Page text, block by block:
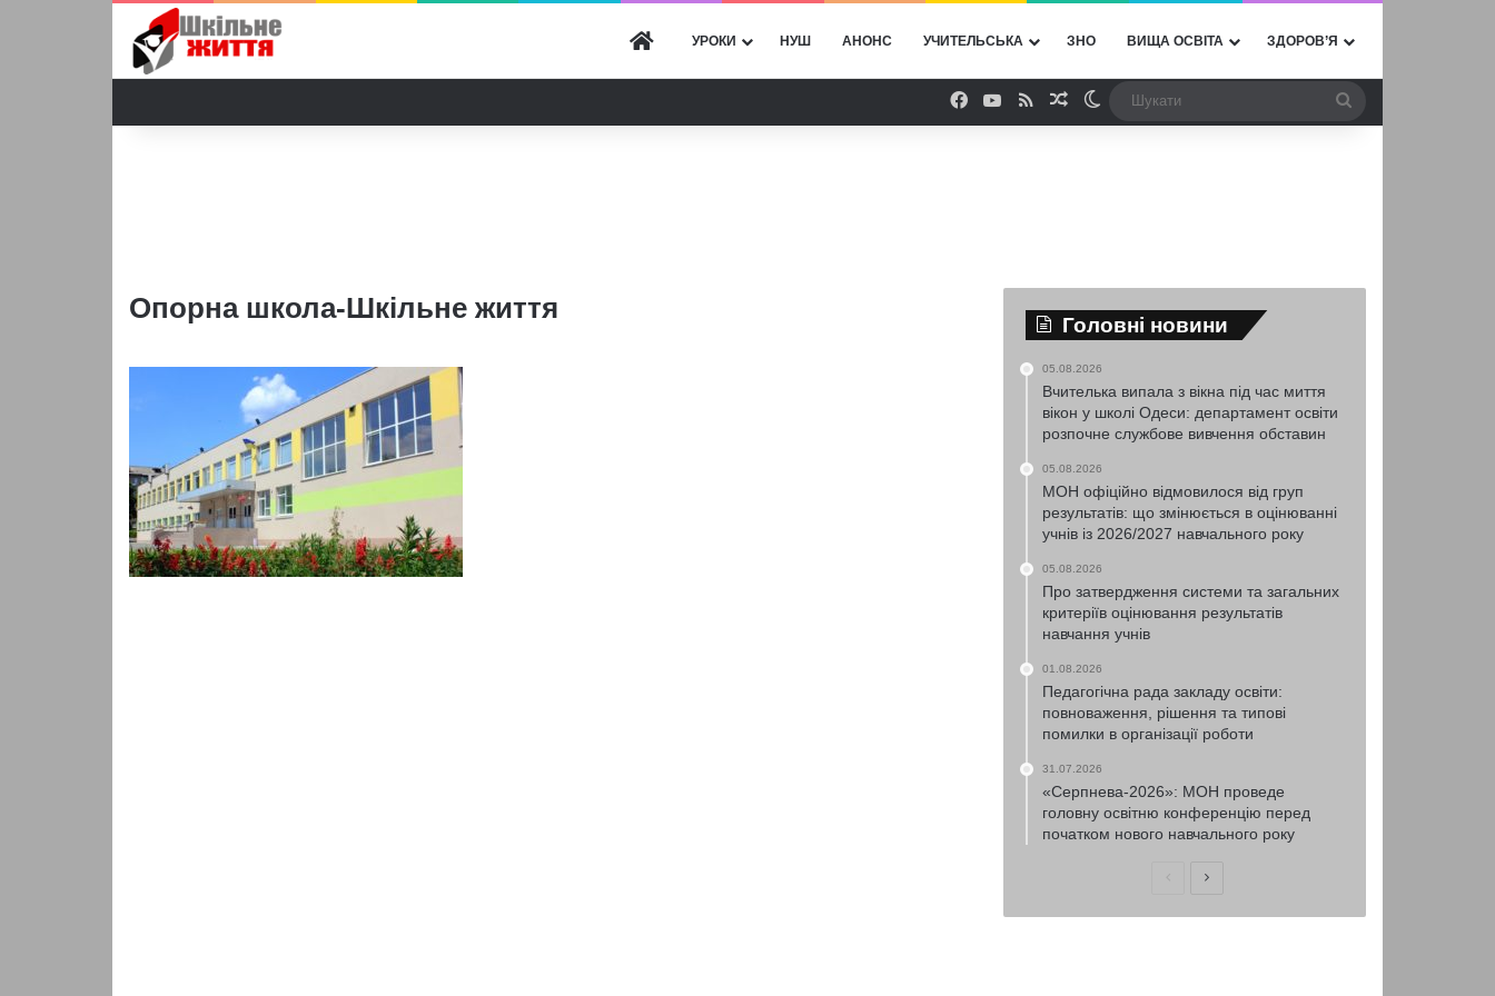
ГОЛОВНА
УРОКИ НУШ АНОНС УЧИТЕЛЬСЬКА ЗНО ВИЩА ОСВІТА ЗДОРОВ’Я
Facebook
YouTube
RSSВипадкова стаття
Switch skin
Опорна школа-Шкільне життя
Головні новини
05.08.2026
Вчителька випала з вікна під час миття
вікон у школі Одеси: департамент освіти
розпочне службове вивчення обставин
05.08.2026
МОН офіційно відмовилося від груп
результатів: що змінюється в оцінюванні
учнів із 2026/2027 навчального року
05.08.2026
Про затвердження системи та загальних
критеріїв оцінювання результатів
навчання учнів
01.08.2026
Педагогічна рада закладу освіти:
повноваження, рішення та типові
помилки в організації роботи
31.07.2026
«Серпнева-2026»: МОН проведе
головну освітню конференцію перед
початком нового навчального року
ПопередняНаступна